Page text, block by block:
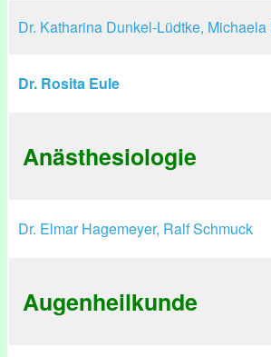
Dr. Katharina Dunkel-Lüdtke,
Dr. Rosita Eule
Anästhesiologie
Dr. Elmar Hagemeyer, Ralf Schmuck
Augenheilkunde